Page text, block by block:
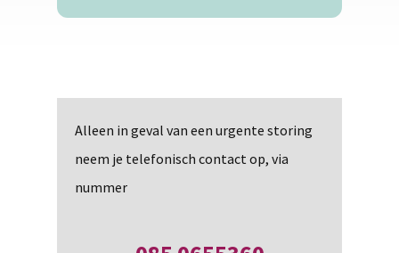
Alleen in geval van een urgente storing
neem je telefonisch contact op, via
nummer